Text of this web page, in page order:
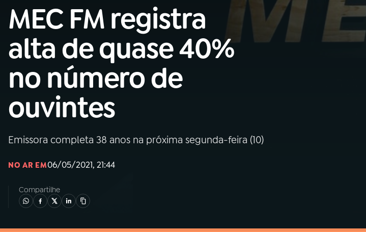
Buscar
na
Rádio
MEC
01 INÍCIO
02A RÁDIO
03PROGRAMAÇÃO
05PODCASTS
MEC FM registra
alta de quase 40%
no número de
ouvintes
Emissora completa 38 anos na próxima segunda-feira (10)
NO AR EM06/05/2021, 21:44
Compartilhe